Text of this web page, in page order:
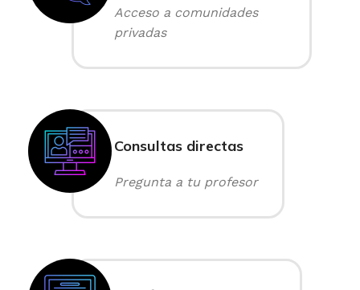
Acceso a comunidades
privadas
Consultas directas
Pregunta a tu profesor